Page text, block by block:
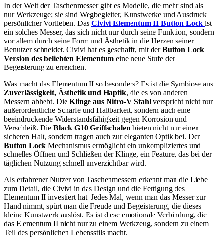
In der Welt der Taschenmesser gibt es Modelle, die mehr sind als
nur Werkzeuge; sie sind Wegbegleiter, Kunstwerke und Ausdruck
persönlicher Vorlieben. Das Civivi Elementum II Button Lock ist
ein solches Messer, das sich nicht nur durch seine Funktion, sondern
vor allem durch seine Form und Ästhetik in die Herzen seiner
Benutzer schneidet. Civivi hat es geschafft, mit derButton Lock
Version des beliebten Elementum eine neue Stufe der
Begeisterung zu erreichen.
Was macht das Elementum II so besonders? Es ist die Symbiose aus
Zuverlässigkeit, Ästhetik und Haptik, die es von anderen
Messern abhebt. Die Klinge aus Nitro-V Stahl verspricht nicht nur
außerordentliche Schärfe und Haltbarkeit, sondern auch eine
beeindruckende Widerstandsfähigkeit gegen Korrosion und
Verschleiß. Die Black G10 Griffschalen bieten nicht nur einen
sicheren Halt, sondern tragen auch zur eleganten Optik bei. Der
Button Lock Mechanismus ermöglicht ein unkompliziertes und
schnelles Öffnen und Schließen der Klinge, ein Feature, das bei der
täglichen Nutzung schnell unverzichtbar wird.
Als erfahrener Nutzer von Taschenmessern erkennt man die Liebe
zum Detail, die Civivi in das Design und die Fertigung des
Elementum II investiert hat. Jedes Mal, wenn man das Messer zur
Hand nimmt, spürt man die Freude und Begeisterung, die dieses
kleine Kunstwerk auslöst. Es ist diese emotionale Verbindung, die
das Elementum II nicht nur zu einem Werkzeug, sondern zu einem
Teil des persönlichen Lebensstils macht.